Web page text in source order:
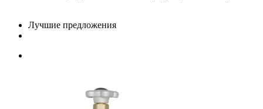
Лучшие предложения